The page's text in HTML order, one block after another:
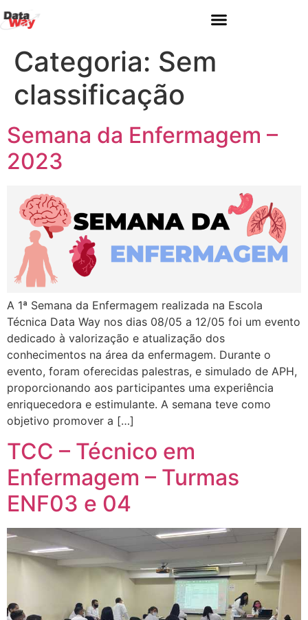
Categoria: Sem
classificação
Semana da Enfermagem –
2023
A 1ª Semana da Enfermagem realizada na Escola
Técnica Data Way nos dias 08/05 a 12/05 foi um evento
dedicado à valorização e atualização dos
conhecimentos na área da enfermagem. Durante o
evento, foram oferecidas palestras, e simulado de APH,
proporcionando aos participantes uma experiência
enriquecedora e estimulante. A semana teve como
objetivo promover a […]
TCC – Técnico em
Enfermagem – Turmas
ENF03 e 04